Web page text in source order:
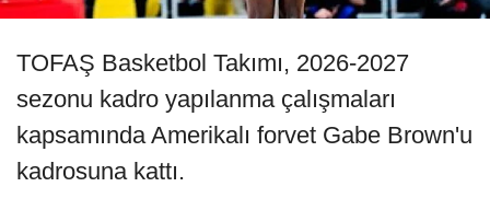
TOFAŞ Basketbol Takımı, 2026-2027
sezonu kadro yapılanma çalışmaları
kapsamında Amerikalı forvet Gabe Brown'u
kadrosuna kattı.